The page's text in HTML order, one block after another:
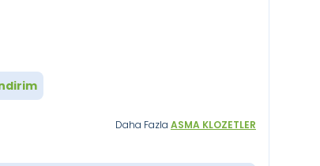
Daha Fazla ASMA KLOZETLER